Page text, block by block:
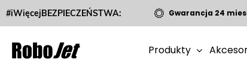
#iWięcejBEZPIECZEŃSTWA: Gwarancja 24
Produkty